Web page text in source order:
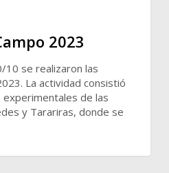
2023
10 se realizaron las
La actividad consistió
de las
y Tarariras, donde se